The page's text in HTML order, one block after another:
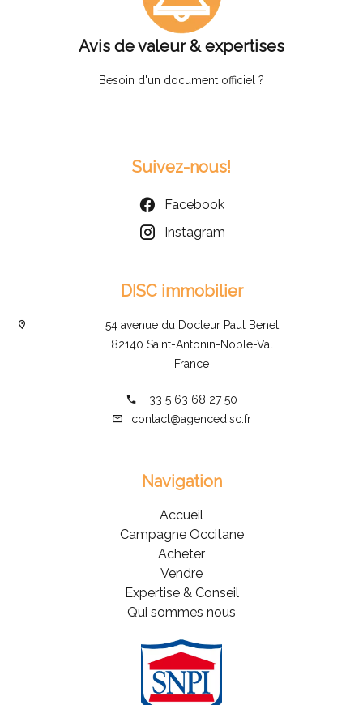
Avis de valeur & expertises
Besoin d'un document officiel ?
Suivez-nous!
Facebook
Instagram
DISC immobilier
54 avenue du Docteur Paul Benet
82140 Saint-Antonin-Noble-Val
France
+33 5 63 68 27 50
contact@agencedisc.fr
Navigation
Accueil
Campagne Occitane
Acheter
Vendre
Expertise & Conseil
Qui sommes nous